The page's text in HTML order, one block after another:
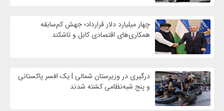
چهار میلیارد دلار قرارداد؛ جهش کم‌سابقه
همکاری‌های اقتصادی کابل و تاشکند
درگیری در وزیرستان شمالی | یک افسر پاکستانی
و پنج شبه‌نظامی کشته شدند